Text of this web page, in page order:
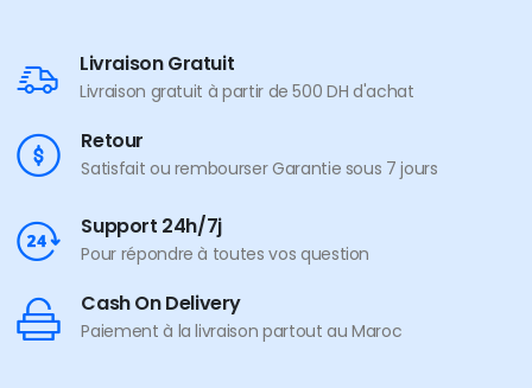
Livraison Gratuit
Livraison gratuit à partir de 500 DH d'achat
Retour
Satisfait ou rembourser Garantie sous 7 jours
Support 24h/7j
Pour répondre à toutes vos question
Cash On Delivery
Paiement à la livraison partout au Maroc